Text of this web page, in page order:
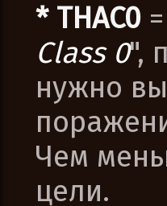
* THAC0
Class 0",
нужно
Чем
цели.